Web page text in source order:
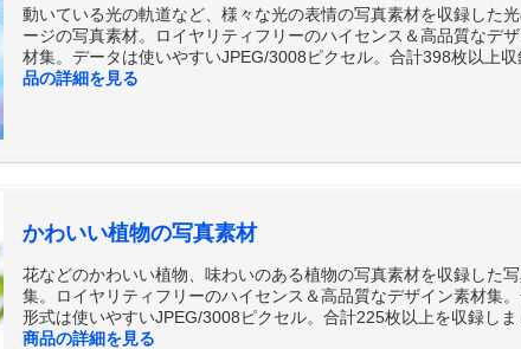
動いている光の軌道など、様々な光の表情の写真素材を収録した
ージの写真素材。ロイヤリティフリーのハイセンス＆高品質なデ
材集。データは使いやすいJPEG/3008ピクセル。合計398枚以上収
品の詳細を見る
かわいい植物の写真素材
花などのかわいい植物、味わいのある植物の写真素材を収録した
集。ロイヤリティフリーのハイセンス＆高品質なデザイン素材集
形式は使いやすいJPEG/3008ピクセル。合計225枚以上を収録しま
商品の詳細を見る